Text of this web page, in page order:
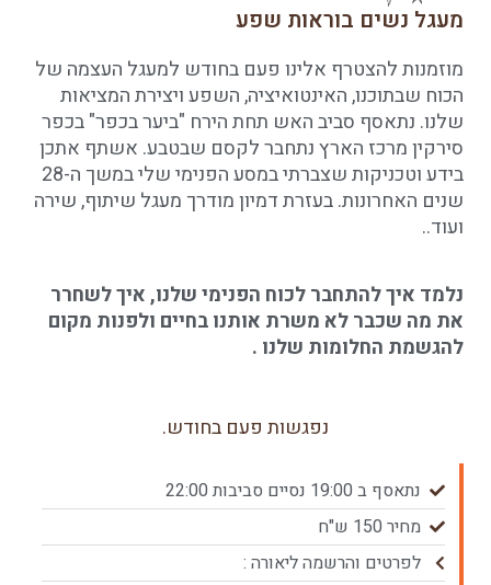
מעגל נשים בוראות שפע
מוזמנות להצטרף אלינו פעם בחודש למעגל העצמה של
הכוח שבתוכנו, האינטואיציה, השפע ויצירת המציאות
שלנו. נתאסף סביב האש תחת הירח "ביער בכפר" בכפר
סירקין מרכז הארץ נתחבר לקסם שבטבע. אשתף אתכן
בידע וטכניקות שצברתי במסע הפנימי שלי במשך ה-28
שנים האחרונות. בעזרת דמיון מודרך מעגל שיתוף, שירה
ועוד..
נלמד איך להתחבר לכוח הפנימי שלנו, איך לשחרר
את מה שכבר לא משרת אותנו בחיים ולפנות מקום
להגשמת החלומות שלנו .
נפגשות פעם בחודש.
נתאסף ב 19:00 נסיים סביבות 22:00
מחיר 150 ש"ח
לפרטים והרשמה ליאורה :